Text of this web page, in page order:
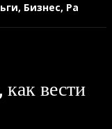
Бизнес, Работа
вести